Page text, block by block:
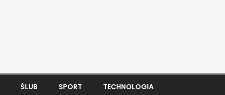
ŚLUB SPORT TECHNOLOGIA